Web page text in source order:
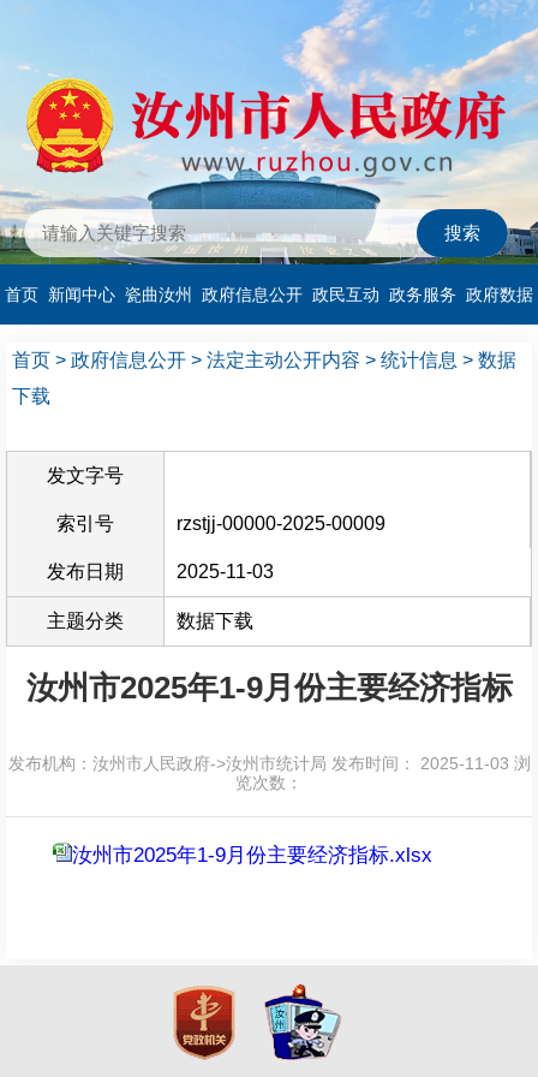
首页 新闻中心 瓷曲汝州 政府信息公开 政民互动 政务服务 政府数据
首页 > 政府信息公开 > 法定主动公开内容 > 统计信息 > 数据
下载
发文字号
索引号 rzstjj-00000-2025-00009
发布日期 2025-11-03
主题分类 数据下载
汝州市2025年1-9月份主要经济指标
发布机构：汝州市人民政府->汝州市统计局 发布时间： 2025-11-03 浏
览次数：
汝州市2025年1-9月份主要经济指标.xlsx